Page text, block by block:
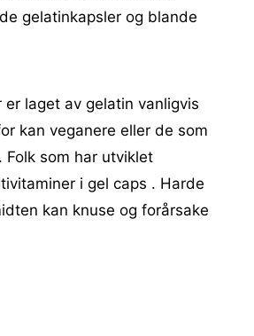
gelatinkapsler og blande
laget av gelatin vanligvis
kan veganere eller de som
Folk som har utviklet
i gel caps . Harde
kan knuse og forårsake